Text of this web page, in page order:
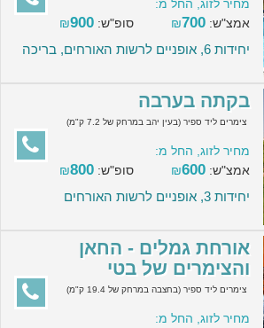
מחיר לזוג, החל מ:
אמצ"ש:
₪700 סופ"ש: ₪900
יחידות 6, אופניים לרשות האורחים, בריכה
בקתה בערבה
צימרים ליד ספיר (בעין יהב במרחק של 7.2 ק"מ)
מחיר לזוג, החל מ:
אמצ"ש:
₪600 סופ"ש: ₪800
יחידות 3, אופניים לרשות האורחים
אורחת גמלים - החאן
והצימרים של בטי
צימרים ליד ספיר (בחצבה במרחק של 19.4 ק"מ)
מחיר לזוג, החל מ: